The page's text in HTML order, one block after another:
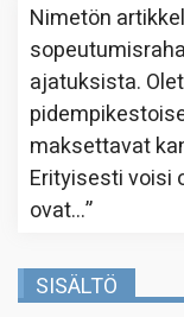
Nimetön
ajatuksista.
maksettavat
Erityisesti voisi
ovat…”
SISÄLTÖ